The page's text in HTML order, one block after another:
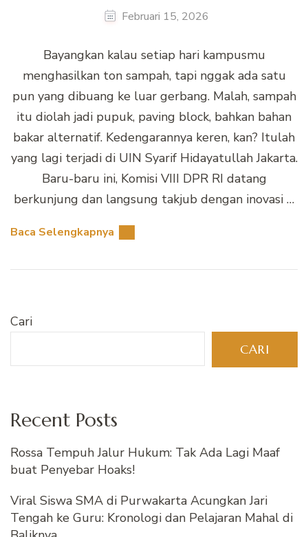
Februari 15, 2026
Bayangkan kalau setiap hari kampusmu
menghasilkan ton sampah, tapi nggak ada satu
pun yang dibuang ke luar gerbang. Malah, sampah
itu diolah jadi pupuk, paving block, bahkan bahan
bakar alternatif. Kedengarannya keren, kan? Itulah
yang lagi terjadi di UIN Syarif Hidayatullah Jakarta.
Baru-baru ini, Komisi VIII DPR RI datang
berkunjung dan langsung takjub dengan inovasi …
Baca Selengkapnya
Cari
CARI
Recent Posts
Rossa Tempuh Jalur Hukum: Tak Ada Lagi Maaf
buat Penyebar Hoaks!
Viral Siswa SMA di Purwakarta Acungkan Jari
Tengah ke Guru: Kronologi dan Pelajaran Mahal di